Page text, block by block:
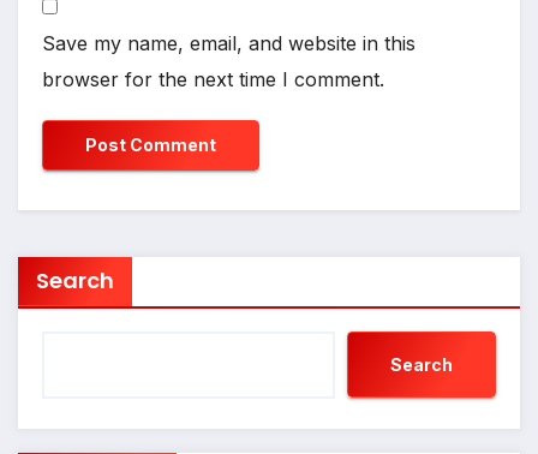
Save my name, email, and website in this
browser for the next time I comment.
Search
Search